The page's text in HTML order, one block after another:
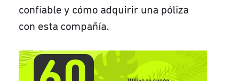
confiable y cómo adquirir una póliza
con esta compañía.